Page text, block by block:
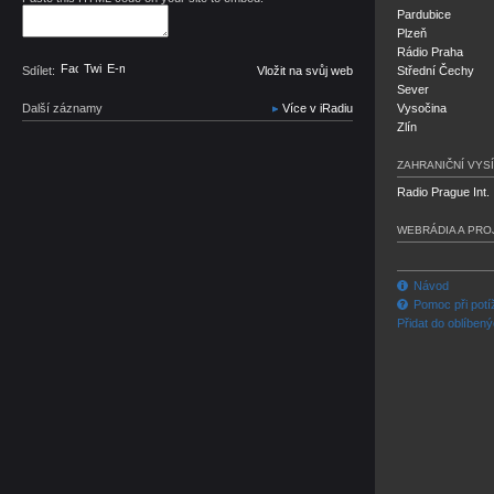
Sdílet: Facebook
TwitterE-mail Vložit na svůj web
Další záznamy Více v iRadiu
Pardubice
Plzeň
Rádio Praha
Střední Čechy
Sever
Vysočina
Zlín
ZAHRANIČNÍ
Radio Prague Int.
WEBRÁDIA A
Návod
Pomoc při
Přidat do